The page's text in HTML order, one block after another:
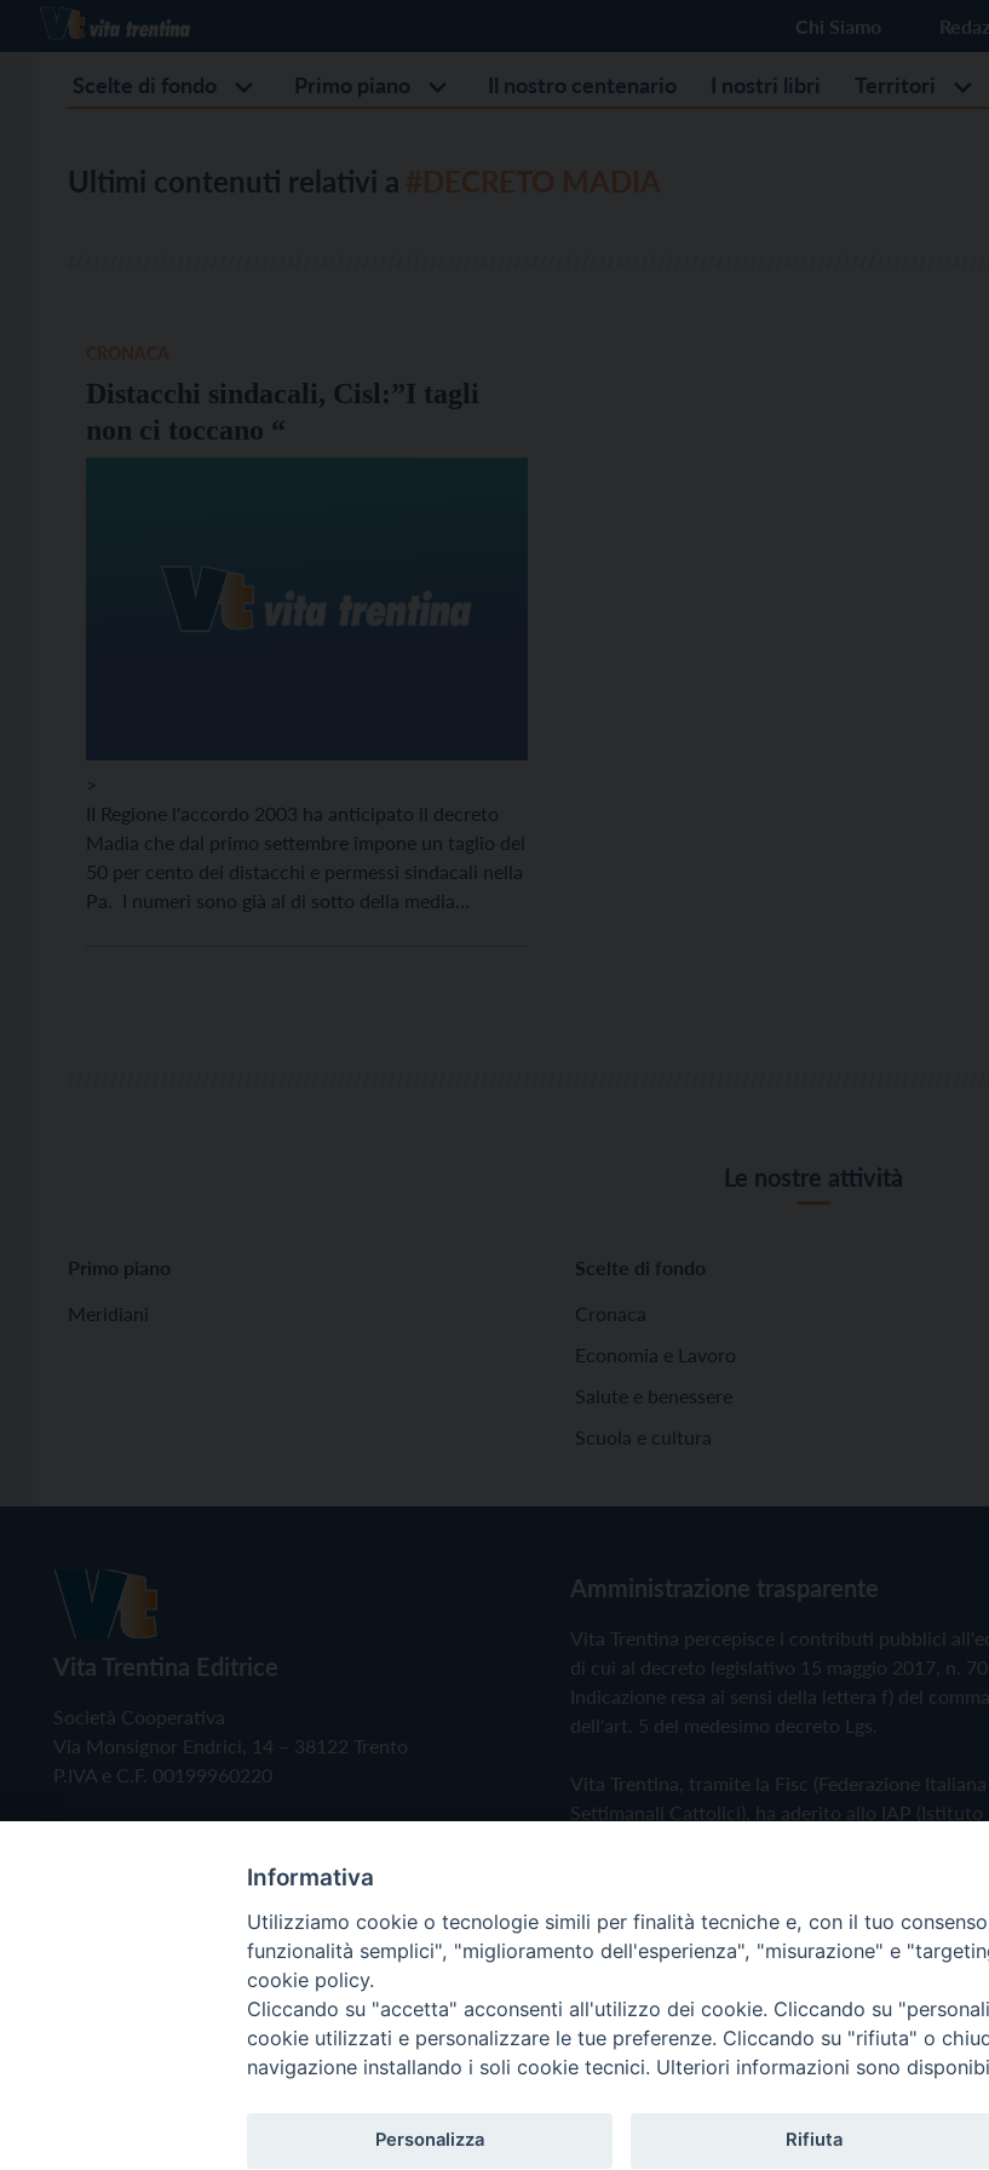
Chi Siamo
Scelte di fondo Primo piano Il nostro centenario I nostri libri Territori
Ultimi contenuti relativi a
Distacchi sindacali, Cisl:”I tagli
non ci toccano “
>
II Regione l'accordo 2003 ha anticipato il decreto
Madia che dal primo settembre impone un taglio del
50 per cento dei distacchi e permessi sindacali nella
Pa. I numeri sono già al di sotto della media
Le nostre attività
Primo piano
Meridiani
Scelte di fondo
Cronaca
Economia e Lavoro
Salute e benessere
Scuola e cultura
Vita Trentina Editrice
Società Cooperativa
Via Monsignor Endrici, 14 – 38122 Trento
P.IVA e C.F. 00199960220
Amministrazione trasparente
Vita Trentina percepisce i contributi pubblici
di cui al decreto legislativo 15 maggio 2017, n. 70.
Indicazione resa ai sensi della lettera f) del
dell'art. 5 del medesimo decreto Lgs.
Vita Trentina, tramite la Fisc (Federazione Italiana
Settimanali Cattolici), ha aderito allo IAP (Istituto
Privacy Policy Cookie Policy
Copyright © 2019 - Tutti i diritti riservati - Vita Trentina Editrice
Informativa
Utilizziamo cookie o tecnologie simili per finalità tecniche e, con il tuo
funzionalità semplici", "miglioramento dell'esperienza", "misurazione" e
cookie policy.
Cliccando su "accetta" acconsenti all'utilizzo dei cookie. Cliccando su
cookie utilizzati e personalizzare le tue preferenze. Cliccando su "rifiuta" o
navigazione installando i soli cookie tecnici. Ulteriori informazioni sono
Personalizza Rifiuta